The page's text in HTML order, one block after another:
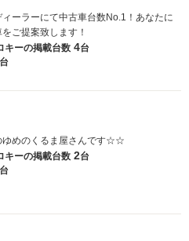
ィーラーにて中古車台数No.1！あなたに
ご提案致します！
キーの掲載台数 4台
台
めのくるま屋さんです☆☆
キーの掲載台数 2台
台